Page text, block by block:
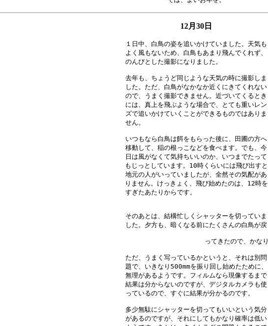
12月30日
１日中、白鳥の姿を追いかけていました。天気も
よく風もないため、白鳥もあまり飛んでくれず、
のんびとした撮影になりました。
去年も、ちょうど同じような天気の時に撮影しま
した。ただ、白鳥がなかなか近くにきてくれない
ので、うまく撮影できません。近づいてくるとき
には、真上を飛ぶような場合で、とても重いレン
ズで追いかけていくことができるものではありま
せん。
いつもなら白鳥は餌をもらった後に、田圃の方へ
移動して、稲の根っこなどを食べます。でも、今
日は風がなくて気持ちいいのか、いつまでたって
もじっとしています。10時くらいには飛び出すと
地元の人がいっていましたが、全然その気配があ
りません。けっきょく、飛び始めたのは、12時を
すぎたあたりからです。
そのあとは、結構忙しくシャッターを切っていま
した。夕方も、暗くなる前にたくさんの白鳥が戻
ただ、うまく写っているかというと、それは別問
題で、いきなり500mmを振り回し始めたために、
無理があるようです。フィルムなら現像するまで
結果は分からないのですが、デジタルカメラも使
っているので、すぐに結果が分かるのです。
多少無駄にシャッターを切ってもいいという気分
があるのですが、それにしてもかなり確率は低い